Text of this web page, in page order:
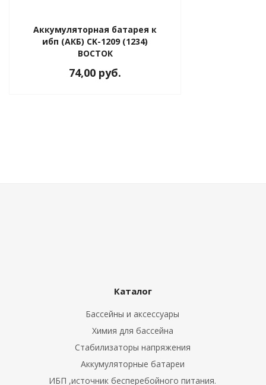
Аккумуляторная батарея к
ибп (АКБ) CK-1209 (1234)
ВОСТОК
74,00 руб.
Каталог
Бассейны и аксессуары
Химия для бассейна
Стабилизаторы напряжения
Аккумуляторные батареи
ИБП ,источник бесперебойного питания.